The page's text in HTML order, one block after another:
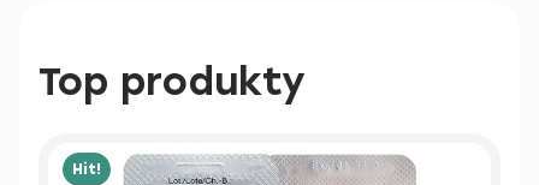
Top produkty
Hit!